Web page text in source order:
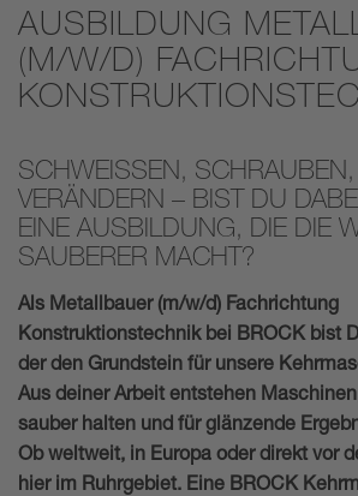
AUSBILDUNG
(M/W/D)
SCHWEISSEN, SCHRAUBEN,
ERÄNDERN – BIST DU
INE AUSBILDUNG, DIE DIE
AUBERER MACHT?
Als Metallbauer (m/w/d) Fachrichtung
Konstruktionstechnik bei BROCK bist
der den Grundstein für unsere
Aus deiner Arbeit entstehen
sauber halten und für glänzende
Ob weltweit, in Europa oder direkt vor
hier im Ruhrgebiet. Eine BROCK